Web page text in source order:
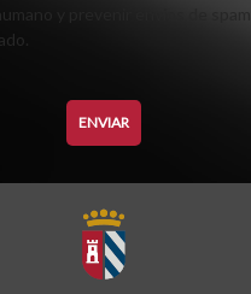
y prevenir envíos de spam